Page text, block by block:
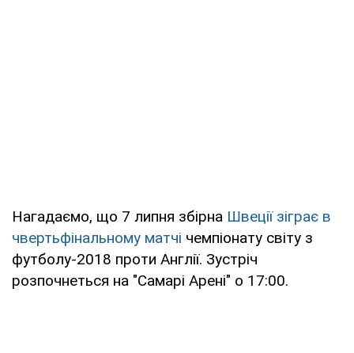
Нагадаємо, що 7 липня збірна Швеції зіграє в
чвертьфінальному матчі чемпіонату світу з
футболу-2018 проти Англії. Зустріч
розпочнеться на "Самарі Арені" о 17:00.